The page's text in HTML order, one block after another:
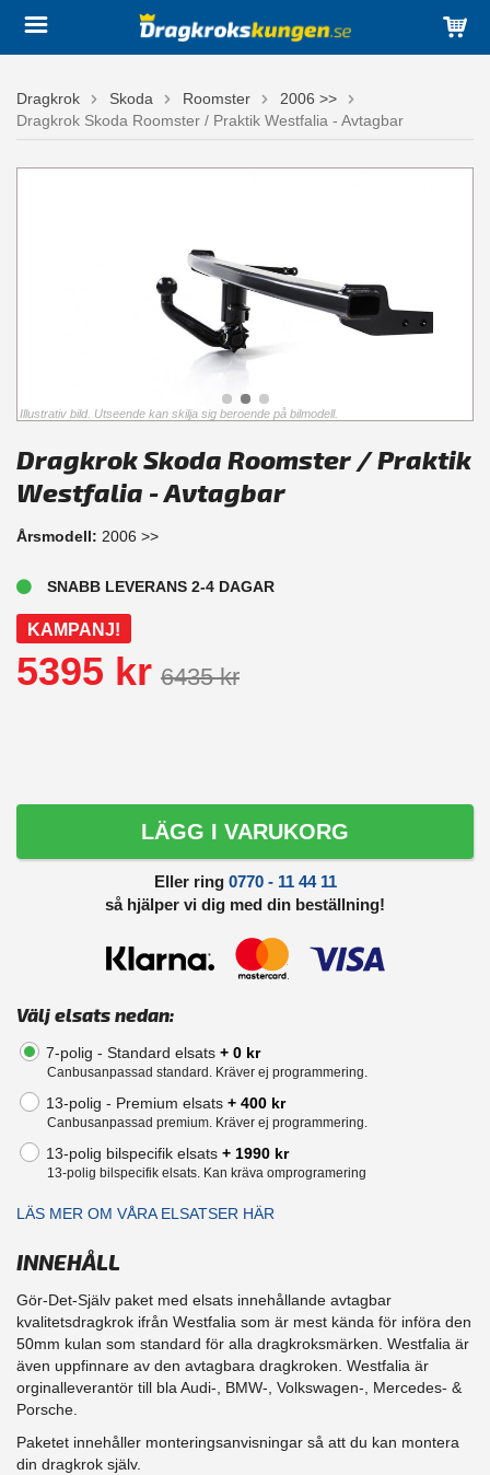
Dragkrok Skoda Roomster
2006 >>
Dragkrok Skoda Roomster / Praktik Westfalia - Avtagbar
Illustrativ bild. Utseende kan skilja sig beroende på bilmodell.
Dragkrok Skoda Roomster / Praktik
Westfalia - Avtagbar
Årsmodell: 2006 >>
SNABB LEVERANS 2-4 DAGAR
KAMPANJ!
5395 kr 6435 kr
LÄGG I VARUKORG
Eller ring 0770 - 11 44 11
så hjälper vi dig med din beställning!
Välj elsats nedan:
7-polig - Standard elsats + 0 kr
Canbusanpassad standard. Kräver ej programmering.
13-polig - Premium elsats + 400 kr
Canbusanpassad premium. Kräver ej programmering.
13-polig bilspecifik elsats + 1990 kr
13-polig bilspecifik elsats. Kan kräva omprogramering
LÄS MER OM VÅRA ELSATSER HÄR
INNEHÅLL
Gör-Det-Själv paket med elsats innehållande avtagbar
kvalitetsdragkrok ifrån Westfalia som är mest kända för införa den
50mm kulan som standard för alla dragkroksmärken. Westfalia är
även uppfinnare av den avtagbara dragkroken. Westfalia är
orginalleverantör till bla Audi-, BMW-, Volkswagen-, Mercedes- &
Porsche.
Paketet innehåller monteringsanvisningar så att du kan montera
din dragkrok själv.